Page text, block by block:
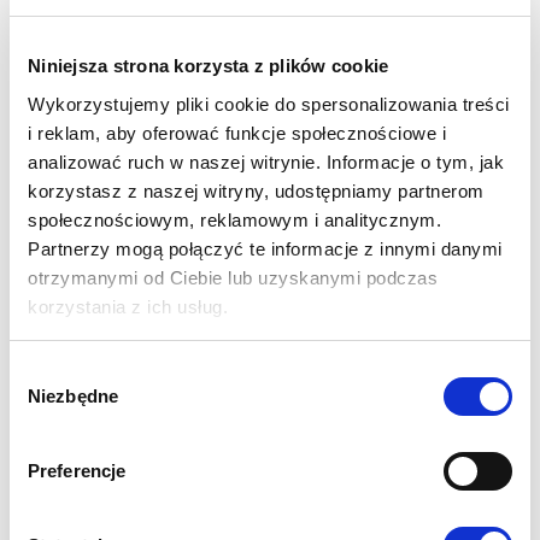
Niniejsza strona korzysta z plików cookie
Wykorzystujemy pliki cookie do spersonalizowania treści
i reklam, aby oferować funkcje społecznościowe i
analizować ruch w naszej witrynie. Informacje o tym, jak
korzystasz z naszej witryny, udostępniamy partnerom
społecznościowym, reklamowym i analitycznym.
Partnerzy mogą połączyć te informacje z innymi danymi
otrzymanymi od Ciebie lub uzyskanymi podczas
korzystania z ich usług.
zgody
Niezbędne
Preferencje
zdrowotność. To ważne dla rolników, ponieważ zmniejsza
JAKIE WYMAGANIA
GLEBOWE MA
KUKURYDZA NA
KISZONKĘ LG 31.231?
pokarmowe – wysoki plon można uzyskać niezależnie od
rodzaju i jakości gleb.
JAK PLONUJE